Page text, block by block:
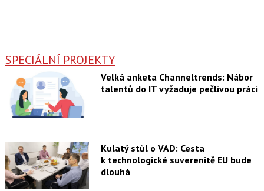
SPECIÁLNÍ PROJEKTY
Velká anketa Channeltrends: Nábor
talentů do IT vyžaduje pečlivou práci
Kulatý stůl o VAD: Cesta
k technologické suverenitě EU bude
dlouhá